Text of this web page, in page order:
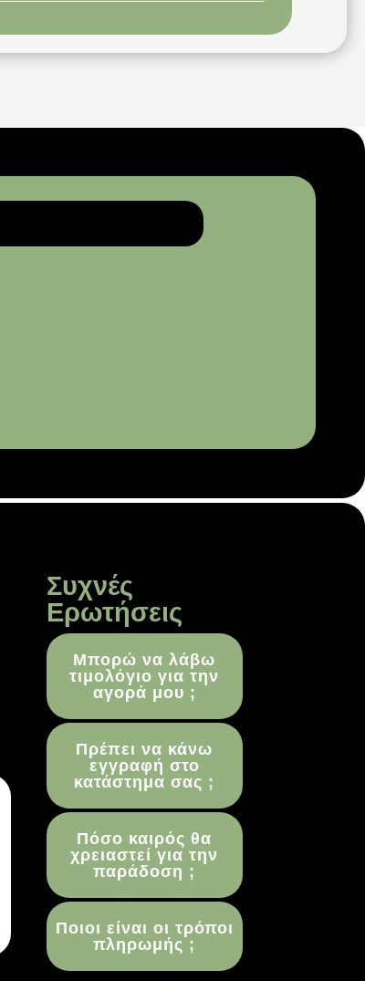
Συχνές
Ερωτήσεις
Μπορώ να λάβω
τιμολόγιο για την
αγορά μου ;
Πρέπει να κάνω
εγγραφή στο
κατάστημα σας ;
Πόσο καιρός θα
χρειαστεί για την
παράδοση ;
Ποιοι είναι οι τρόποι
πληρωμής ;